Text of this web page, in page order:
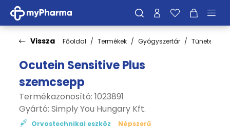
Vissza Főoldal Termékek Gyógyszertár Tünetek
Ocutein Sensitive Plus
szemcsepp
Termékazonosító: 1023891
Gyártó: Simply You Hungary Kft.
Orvostechnikai eszköz
Népszerű